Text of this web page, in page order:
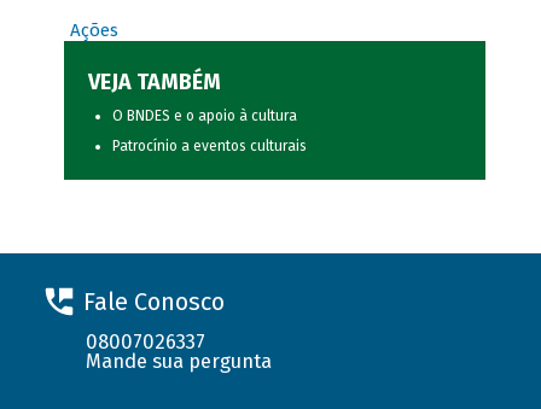
Ações
VEJA TAMBÉM
O BNDES e o apoio à cultura
Patrocínio a eventos culturais
Fale Conosco
08007026337
Mande sua pergunta